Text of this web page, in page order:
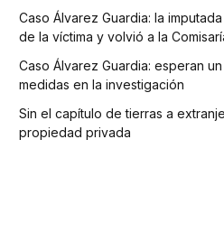
Caso Álvarez Guardia: la
de la víctima y volvió a la
Caso Álvarez Guardia: esperan
medidas en la investigación
Sin el capítulo de tierras a
propiedad privada